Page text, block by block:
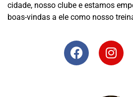
cidade, nosso clube e estamos
boas-vindas a ele como nosso